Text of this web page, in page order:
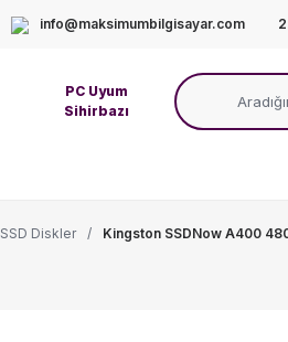
info@maksimumbilgisayar.com
PC Uyum
Sihirbazı
SSD Diskler Kingston SSDNow A400